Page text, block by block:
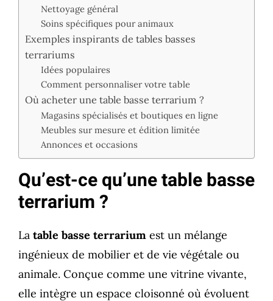
Nettoyage général
Soins spécifiques pour animaux
Exemples inspirants de tables basses
terrariums
Idées populaires
Comment personnaliser votre table
Où acheter une table basse terrarium ?
Magasins spécialisés et boutiques en ligne
Meubles sur mesure et édition limitée
Annonces et occasions
Qu’est-ce qu’une table basse
terrarium ?
La table basse terrarium est un mélange
ingénieux de mobilier et de vie végétale ou
animale. Conçue comme une vitrine vivante,
elle intègre un espace cloisonné où évoluent